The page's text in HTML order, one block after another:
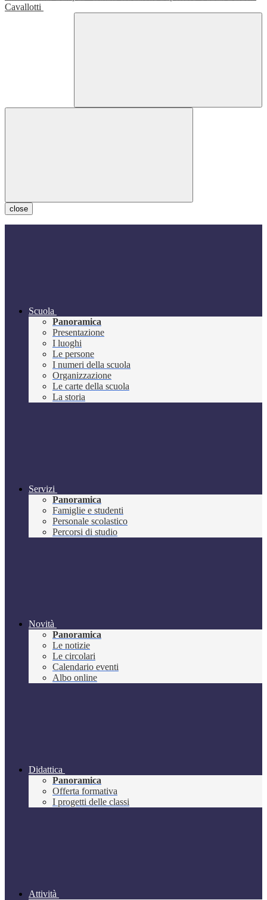
Cavallotti
close
Scuola
Panoramica
Presentazione
I luoghi
Le persone
I numeri della scuola
Organizzazione
Le carte della scuola
La storia
Servizi
Panoramica
Famiglie e studenti
Personale scolastico
Percorsi di studio
Novità
Panoramica
Le notizie
Le circolari
Calendario eventi
Albo online
Didattica
Panoramica
Offerta formativa
I progetti delle classi
Attività